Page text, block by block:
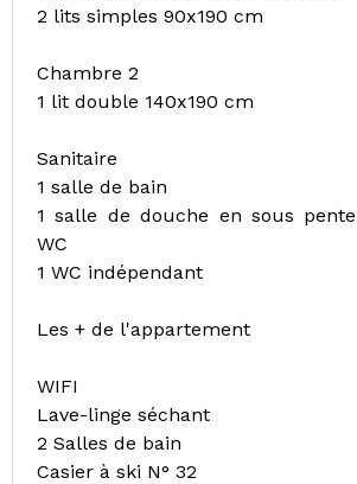
2 lits simples 90x190 cm
Chambre 2
1 lit double 140x190 cm
Sanitaire
1 salle de bain
1 salle de douche en sous pente
WC
1 WC indépendant
Les + de l'appartement
WIFI
Lave-linge séchant
2 Salles de bain
Casier à ski N° 32